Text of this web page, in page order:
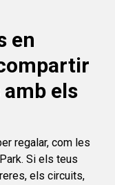
en
els
regalar, com les
Si els teus
els circuits,